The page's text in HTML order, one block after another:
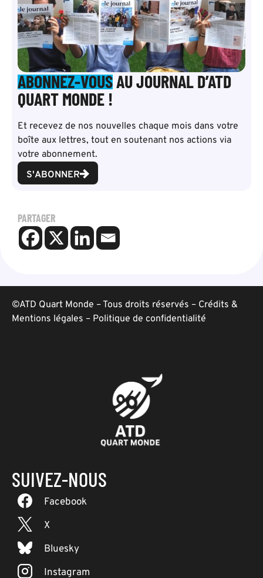
ABONNEZ-VOUSAU JOURNAL D’ATD
QUART MONDE !
Et recevez de nos nouvelles chaque mois dans votre
boîte aux lettres, tout en soutenant nos actions via
votre abonnement.
S'ABONNER
PARTAGER
©ATD Quart Monde – Tous droits réservés – Crédits &
Mentions légales – Politique de confidentialité
SUIVEZ-NOUS
Facebook
X
Bluesky
Instagram